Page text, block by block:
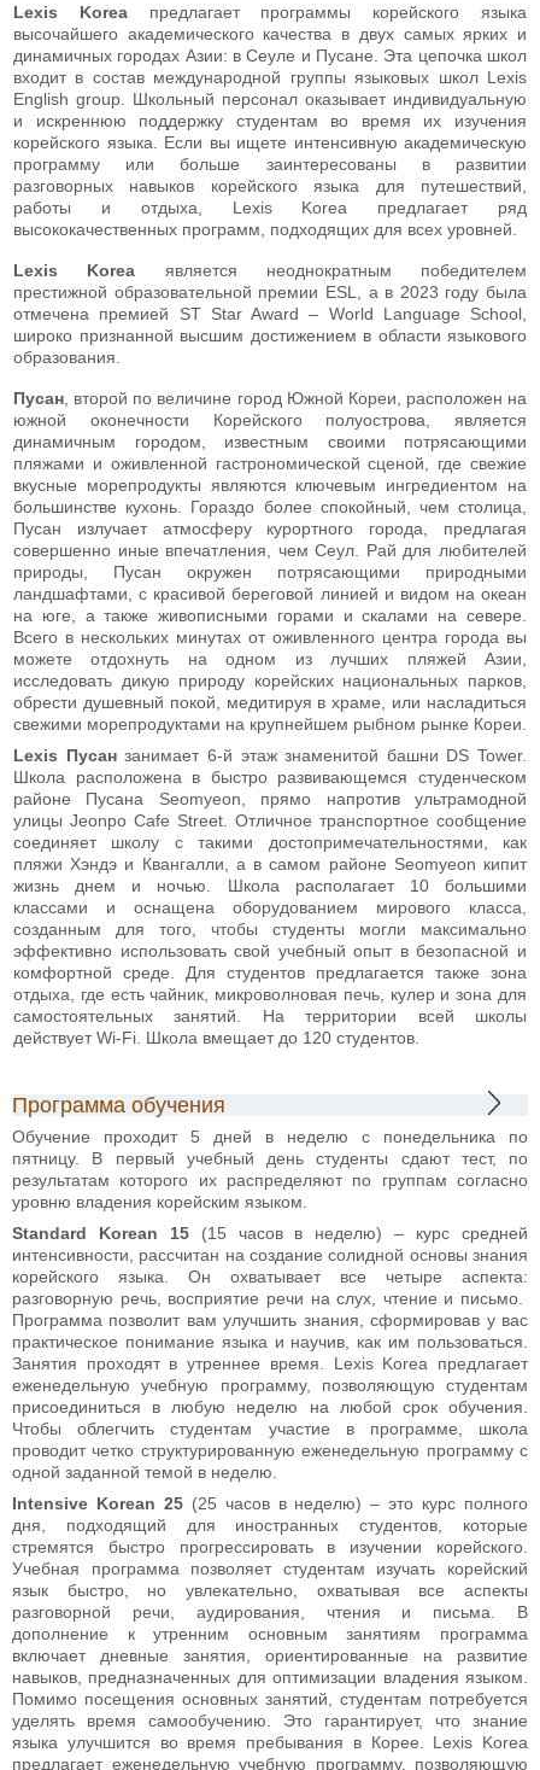
Lexis Korea предлагает программы корейского языка
высочайшего академического качества в двух самых ярких и
динамичных городах Азии: в Сеуле и Пусане. Эта цепочка школ
входит в состав международной группы языковых школ Lexis
English group. Школьный персонал оказывает индивидуальную
и искреннюю поддержку студентам во время их изучения
корейского языка. Если вы ищете интенсивную академическую
программу или больше заинтересованы в развитии
разговорных навыков корейского языка для путешествий,
работы и отдыха, Lexis Korea предлагает ряд
высококачественных программ, подходящих для всех уровней.
Lexis Korea является неоднократным победителем
престижной образовательной премии ESL, а в 2023 году была
отмечена премией ST Star Award – World Language School,
широко признанной высшим достижением в области языкового
образования.
Пусан , второй по величине город Южной Кореи, расположен на
южной оконечности Корейского полуострова, является
динамичным городом, известным своими потрясающими
пляжами и оживленной гастрономической сценой, где свежие
вкусные морепродукты являются ключевым ингредиентом на
большинстве кухонь. Гораздо более спокойный, чем столица,
Пусан излучает атмосферу курортного города, предлагая
совершенно иные впечатления, чем Сеул. Рай для любителей
природы, Пусан окружен потрясающими природными
ландшафтами, с красивой береговой линией и видом на океан
на юге, а также живописными горами и скалами на севере.
Всего в нескольких минутах от оживленного центра города вы
можете отдохнуть на одном из лучших пляжей Азии,
исследовать дикую природу корейских национальных парков,
обрести душевный покой, медитируя в храме, или насладиться
свежими морепродуктами на крупнейшем рыбном рынке Кореи.
Lexis Пусанзанимает 6-й этаж знаменитой башни DS Tower.
Школа расположена в быстро развивающемся студенческом
районе Пусана Seomyeon, прямо напротив ультрамодной
улицы Jeonpo Cafe Street. Отличное транспортное сообщение
соединяет школу с такими достопримечательностями, как
пляжи Хэндэ и Квангалли, а в самом районе Seomyeon кипит
жизнь днем и ночью. Школа располагает 10 большими
классами и оснащена оборудованием мирового класса,
созданным для того, чтобы студенты могли максимально
эффективно использовать свой учебный опыт в безопасной и
комфортной среде. Для студентов предлагается также зона
отдыха, где есть чайник, микроволновая печь, кулер и зона для
самостоятельных занятий. На территории всей школы
действует Wi-Fi. Школа вмещает до 120 студентов.
Программа обучения
Обучение проходит 5 дней в неделю с понедельника по
пятницу. В первый учебный день студенты сдают тест, по
результатам которого их распределяют по группам согласно
уровню владения корейским языком.
Standard Korean 15 (15 часов в неделю) – курс средней
интенсивности, рассчитан на создание солидной основы знания
корейского языка. Он охватывает все четыре аспекта:
разговорную речь, восприятие речи на слух, чтение и письмо.
Программа позволит вам улучшить знания, сформировав у вас
практическое понимание языка и научив, как им пользоваться.
Занятия проходят в утреннее время. Lexis Korea предлагает
еженедельную учебную программу, позволяющую студентам
присоединиться в любую неделю на любой срок обучения.
Чтобы облегчить студентам участие в программе, школа
проводит четко структурированную еженедельную программу с
одной заданной темой в неделю.
Intensive Korean 25(25 часов в неделю) – это курс полного
дня, подходящий для иностранных студентов, которые
стремятся быстро прогрессировать в изучении корейского.
Учебная программа позволяет студентам изучать корейский
язык быстро, но увлекательно, охватывая все аспекты
разговорной речи, аудирования, чтения и письма. В
дополнение к утренним основным занятиям программа
включает дневные занятия, ориентированные на развитие
навыков, предназначенных для оптимизации владения языком.
Помимо посещения основных занятий, студентам потребуется
уделять время самообучению. Это гарантирует, что знание
языка улучшится во время пребывания в Корее. Lexis Korea
предлагает еженедельную учебную программу, позволяющую